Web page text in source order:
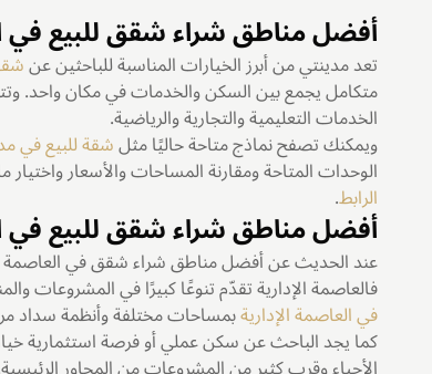
أفضل مناطق شراء شقق للبيع في
تعد مدينتي من أبرز الخيارات المناسبة للباحثين عن
متكامل يجمع بين السكن والخدمات في مكان واحد.
الخدمات التعليمية والتجارية والرياضية.
ويمكنك تصفح نماذج متاحة حاليًا مثلشقة للبيع في
الوحدات المتاحة ومقارنة المساحات والأسعار
الرابط.
أفضل مناطق شراء شقق للبيع في
عند الحديث عن أفضل مناطق شراء شقق في العاصمة
فالعاصمة الإدارية تقدّم تنوعًا كبيرًا في المشروعات
في العاصمة الإداريةبمساحات مختلفة وأنظمة سداد
كما يجد الباحث عن سكن عملي أو فرصة استثمارية